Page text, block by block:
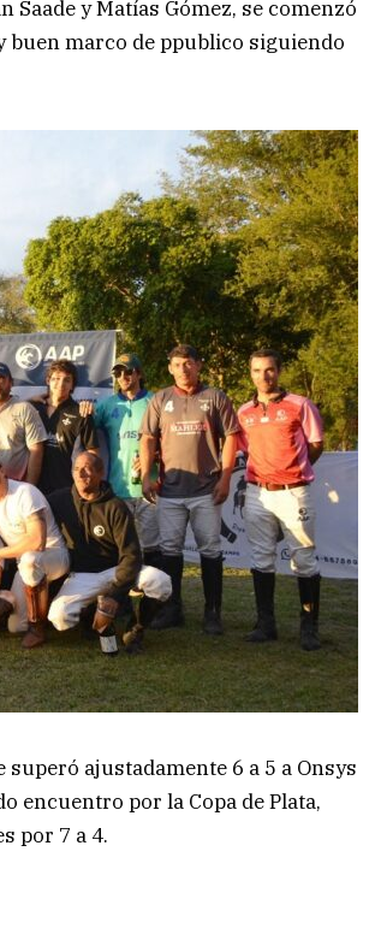
y Matías Gómez, se comenzó
marco de ppublico siguiendo
ajustadamente 6 a 5 a Onsys
encuentro por la Copa de Plata,
por 7 a 4.